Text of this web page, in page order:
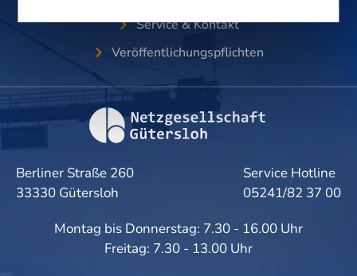
Service & Kontakt
Veröffentlichungspflichten
Berliner Straße 260
33330 Gütersloh
Service Hotline
05241/82 37 00
Montag bis Donnerstag: 7.30 - 16.00 Uhr
Freitag: 7.30 - 13.00 Uhr